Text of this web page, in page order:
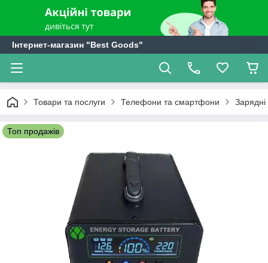
Інтернет-магазин "Best Goods"
Товари та послуги Телефони та смартфони Зарядні
Топ продажів